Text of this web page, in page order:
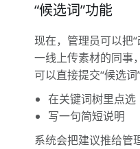
“候选词”功能
现在，管理员可以把“
一线上传素材的同事
可以直接提交“候选词”
在关键词树里点选
写一句简短说明
系统会把建议推给管